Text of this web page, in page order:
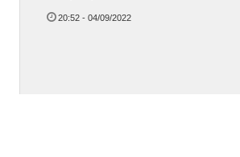
20:52 - 04/09/2022